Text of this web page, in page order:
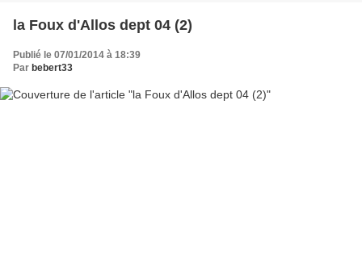
la Foux d'Allos dept 04 (2)
Publié le 07/01/2014 à 18:39
Par bebert33